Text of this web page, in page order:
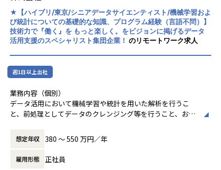
会社の定める範囲であり
れています。
『マルチモーダルエージェント“Saya”』
ルールベース応答検索・音声認識・音声合成と会話内容と合
わせ、リップシンクなどに必要な自動行動生成のアルゴリズ
ムを組み合わた対話型のシステム。
など
会社の定める範囲であり
「DataLensHub」を継続的にアップデートするとともに、
商業用不動産ビジネス以外にも展開することを検討していま
す。
https://nowcast.co.jp/news/20250205/
スとした商圏分析機能に当社の生成AI技術を組み合わせた店
https://lp.datalenshub.com/ja-jp/property
・DataLensオフィス営業
AIとビッグデータを活用し「オフィス移転の可能性が高い
https://lp.datalenshub.com/office
②地方自治体・官公庁向けデータ分析・生成AIを活用したソ
リューションサービス
【業務の変更の範囲】
会社の定める業務
★【ハイブリ/東京/シニアデータサイエンティスト/機械学習およ
び統計についての基礎的な知識、プログラム経験（言語不問）】
技術力で『働く』を もっと楽しく。をビジョンに掲げるデータ
活用支援のスペシャリスト集団企業！ のリモートワーク求人
週1日以上出社
業務内容（個別）
データ活用において機械学習や統計を用いた解析を行うこ
と、前処理としてデータのクレンジング等を行うこと、およ
行います。
また、コンサルティング事業への技術的な支援も業務内容の
一部として担当していただきます。
想定年収 380 〜 550 万円／年
雇用形態 正社員